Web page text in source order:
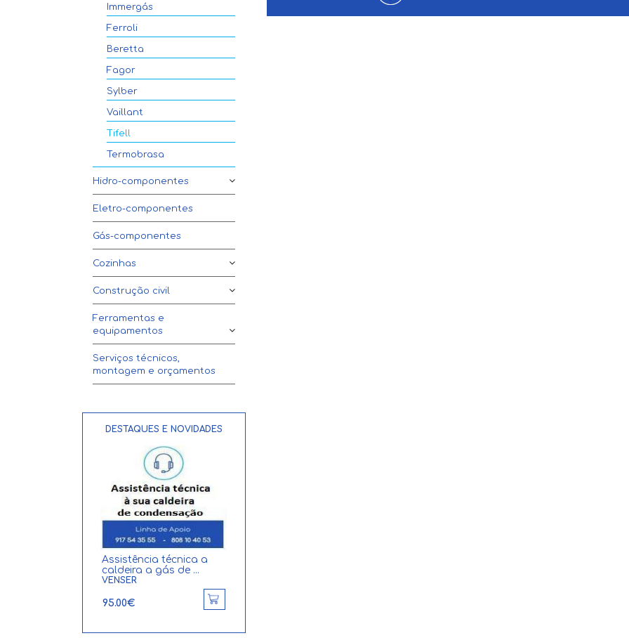
Immergás
Ferroli
Beretta
Fagor
Sylber
Vaillant
Tifell
Termobrasa
Hidro-componentes
Eletro-componentes
Gás-componentes
Cozinhas
Construção civil
Ferramentas e
equipamentos
Serviços técnicos,
montagem e orçamentos
DESTAQUES E NOVIDADES
Bomba de calor 280
Litros em aço inox T...
TERMOBRASA
1554.73€